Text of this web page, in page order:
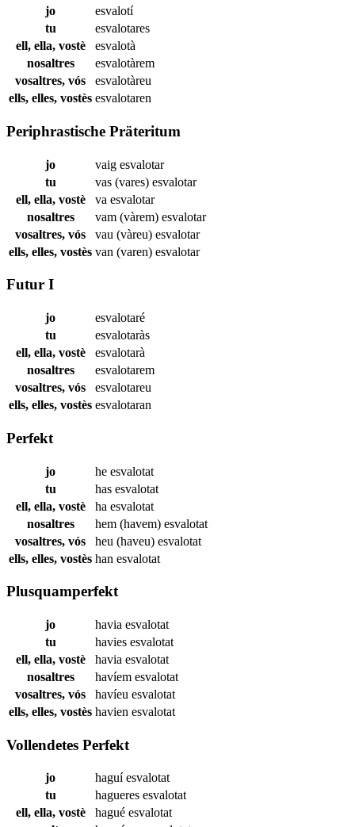
jo
esvalotí
tu
esvalotares
ell, ella, vostè
esvalotà
nosaltres
esvalotàrem
vosaltres, vós
esvalotàreu
ells, elles, vostès esvalotaren
Periphrastische Präteritum
jo vaig esvalotar
tu
vas (vares) esvalotar
ell, ella, vostè
va esvalotar
nosaltres
vam (vàrem) esvalotar
vosaltres, vós
vau (vàreu) esvalotar
ells, elles, vostès van (varen) esvalotar
Futur I
jo
esvalotaré
tu
esvalotaràs
ell, ella, vostè
esvalotarà
nosaltres
esvalotarem
vosaltres, vós
esvalotareu
ells, elles, vostès esvalotaran
Perfekt
jo he esvalotat
tu
has esvalotat
ell, ella, vostè
ha esvalotat
nosaltres
hem (havem) esvalotat
vosaltres, vós
heu (haveu) esvalotat
ells, elles, vostès han esvalotat
Plusquamperfekt
jo havia esvalotat
tu
havies esvalotat
ell, ella, vostè
havia esvalotat
nosaltres
havíem esvalotat
vosaltres, vós
havíeu esvalotat
ells, elles, vostès havien esvalotat
Vollendetes Perfekt
jo haguíesvalotat
tu
hagueres esvalotat
ell, ella, vostè
hagué esvalotat